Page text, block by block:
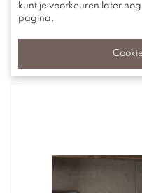
kunt je voorkeuren later
pagina.